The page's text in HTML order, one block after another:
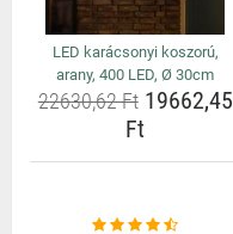
LED karácsonyi koszorú,
arany, 400 LED, Ø 30cm
22630,62 Ft19662,45
Ft